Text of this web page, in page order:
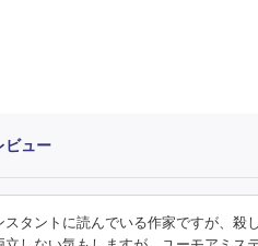
ビュー
タントに読んでいる作家ですが、